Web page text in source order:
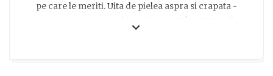
pe care le meriti. Uita de pielea aspra si crapata -
aceasta crema magica este secretul pentru a-ti